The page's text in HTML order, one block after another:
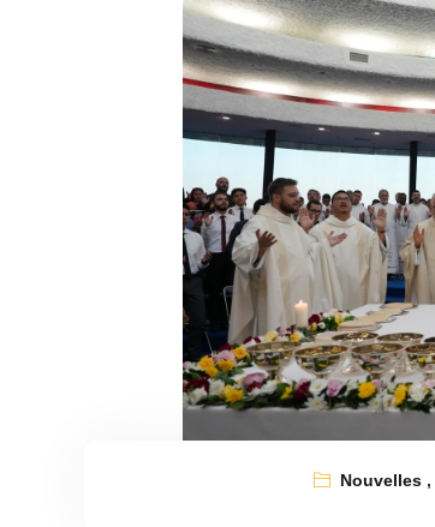
Nouvelles,